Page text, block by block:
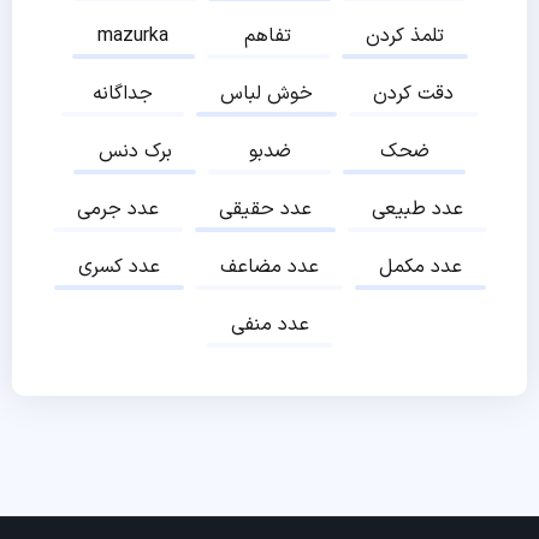
mazurka تفاهم
تلمذ کردن
جداگانه
خوش لباس
دقت کردن
برک دنس
ضدبو
ضحک
عدد جرمی
عدد حقیقی
عدد طبیعی
عدد کسری
عدد مضاعف
عدد مکمل
عدد منفی